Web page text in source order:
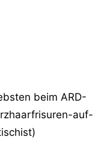
beim ARD-
auf-